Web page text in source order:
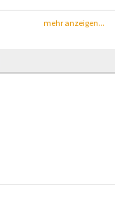
mehr anzeigen...